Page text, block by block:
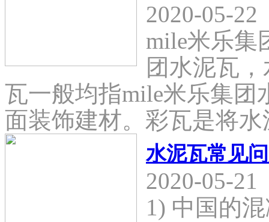
2020-05-22
mile米乐集
团水泥瓦
瓦一般均指mile米乐集团
面装饰建材。彩瓦是将
水泥瓦常见
2020-05-21
1) 中国的